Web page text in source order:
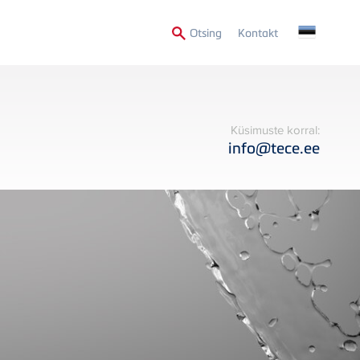
Otsing Secondary
Kontakt
Küsimuste korral:
info@tece.ee